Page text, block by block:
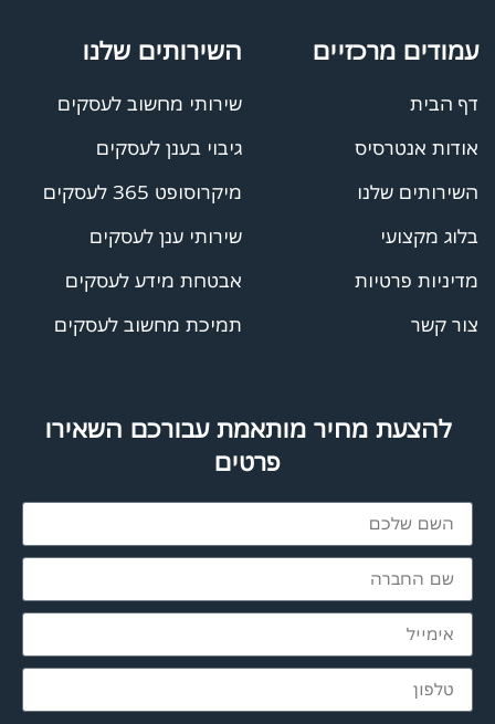
עמודים מרכזיים
דף הבית
אודות אנטרסיס
השירותים שלנו
בלוג מקצועי
מדיניות פרטיות
צור קשר
השירותים שלנו
שירותי מחשוב לעסקים
גיבוי בענן לעסקים
מיקרוסופט 365 לעסקים
שירותי ענן לעסקים
אבטחת מידע לעסקים
תמיכת מחשוב לעסקים
להצעת מחיר מותאמת עבורכם השאירו
פרטים